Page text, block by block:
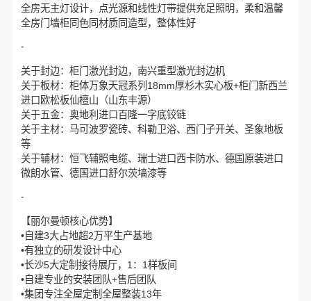
全房无主灯设计，点光源和线性灯带提供充足照明，柔和温馨
全房门墙柜同色同材质同造型，整体性好
-
关于封边：柜门激光封边，南兴重型激光封边机
关于板材：柜体万象天冠系列18mm厚杉木实心板+柜门新西兰
进口欧松板仙檀山（山东丰源）
关于五金：奥地利进口百隆一字底铰链
关于主材：马可波罗瓷砖、科勒卫浴、西门子开关、圣象地板
等
关于辅材：恒飞辅照电缆、瑞士进口西卡防水、德国原装进口
微朗水管、德国进口舒尔茨墙漆等
-
【丽尔曼顿核心优势】
•自建3大占地超2万平生产基地
•有独立的研发设计中心
•长沙5大定制接待展厅，1：1样板间
•自建专业的安装团队+售后团队
•集团专注全屋定制全屋整装13年